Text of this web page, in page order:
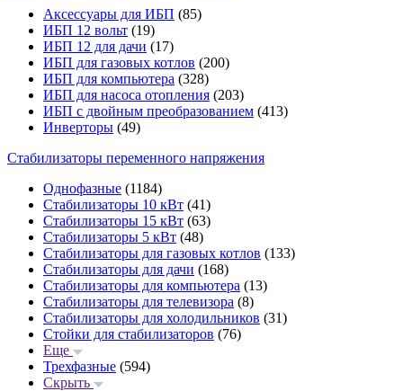
Аксессуары для ИБП (85)
ИБП 12 вольт (19)
ИБП 12 для дачи (17)
ИБП для газовых котлов (200)
ИБП для компьютера (328)
ИБП для насоса отопления (203)
ИБП с двойным преобразованием (413)
Инверторы (49)
Стабилизаторы переменного напряжения
Однофазные (1184)
Стабилизаторы 10 кВт (41)
Стабилизаторы 15 кВт (63)
Стабилизаторы 5 кВт (48)
Стабилизаторы для газовых котлов (133)
Стабилизаторы для дачи (168)
Стабилизаторы для компьютера (13)
Стабилизаторы для телевизора (8)
Стабилизаторы для холодильников (31)
Стойки для стабилизаторов (76)
Еще
Трехфазные (594)
Скрыть